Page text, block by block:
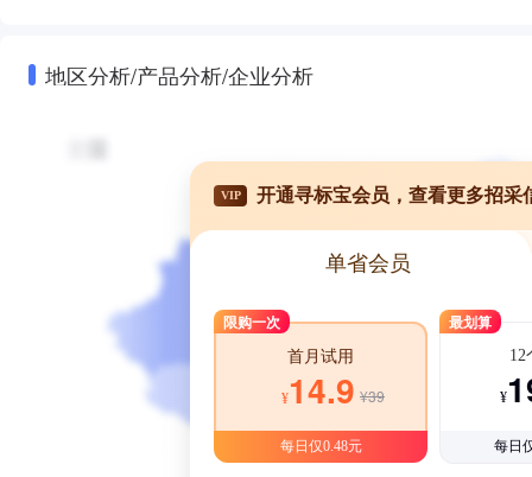
地区分析/产品分析/企业分析
VIP 开通寻标宝会员，查看更多招采
单省会员
限购一次
首月试用
¥14.9 ¥39
每日仅0.48元
最划算
12
¥
每日